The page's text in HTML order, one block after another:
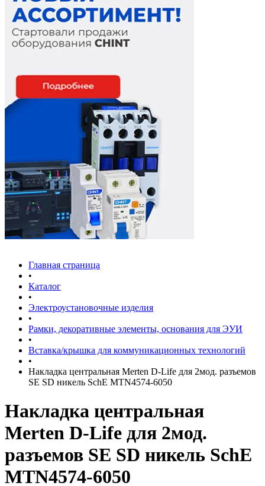
Главная страница
•
Каталог
•
Электроустановочные изделия
•
Рамки, декоративные элементы, основания для ЭУИ
•
Вставка/крышка для коммуникационных технологий
•
Накладка центральная Merten D-Life для 2мод. разъемов
SE SD никель SchE MTN4574-6050
Накладка центральная
Merten D-Life для 2мод.
разъемов SE SD никель SchE
MTN4574-6050